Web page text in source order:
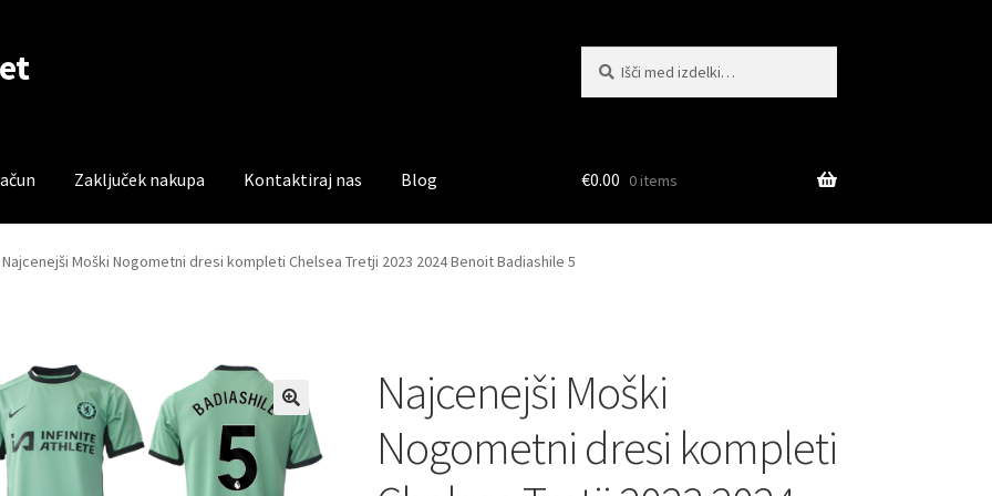
Zaključek nakupa Kontaktiraj nas Blog
Trgovina Zaključek nakupa
€0.00 0 items
Najcenejši Moški Nogometni dresi kompleti Chelsea Tretji 2023 2024 Benoit Badiashile 5
Najcenejši Moški
Nogometni dresi kompleti